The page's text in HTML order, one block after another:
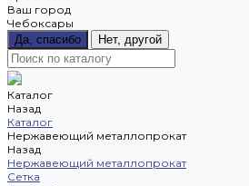
Ваш город
Чебоксары
Да, спасибо
Нет, другой
Каталог
Назад
Каталог
Нержавеющий металлопрокат
Назад
Нержавеющий металлопрокат
Сетка